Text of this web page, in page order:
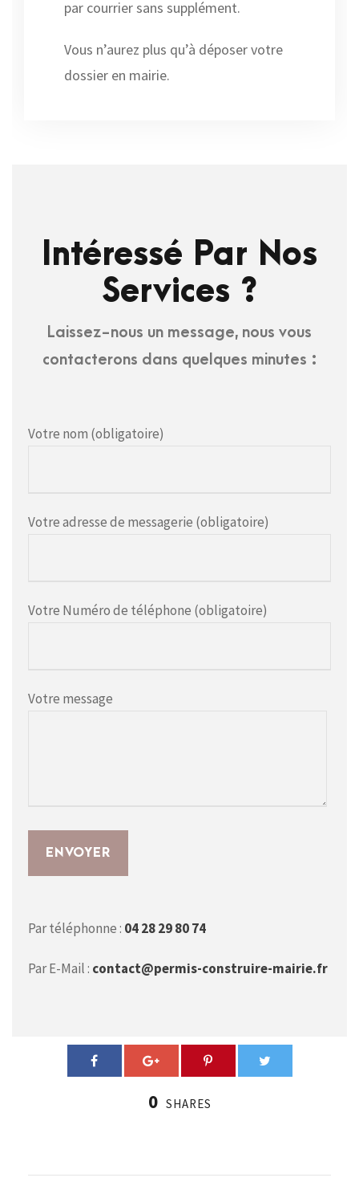
par courrier sans supplément.
Vous n’aurez plus qu’à déposer votre
dossier en mairie.
Intéressé Par Nos
Services ?
Laissez-nous un message, nous vous
contacterons dans quelques minutes :
Votre nom (obligatoire)
Votre adresse de messagerie (obligatoire)
Votre Numéro de téléphone (obligatoire)
Votre message
Par téléphonne : 04 28 29 80 74
Par E-Mail : contact@permis-construire-mairie.fr
0 SHARES